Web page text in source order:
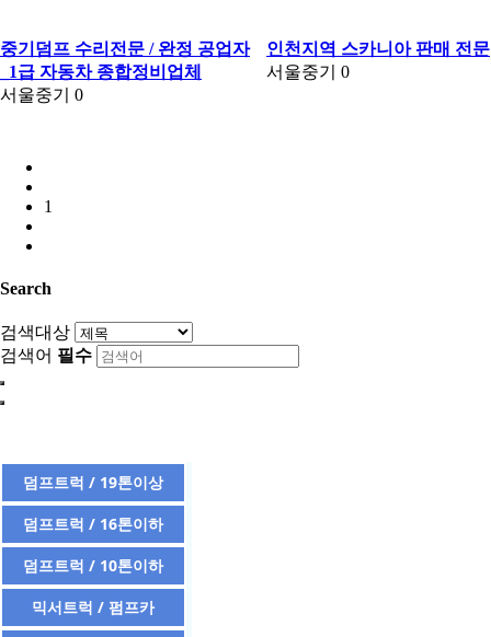
중기덤프 수리전문 / 완정 공업자
_1급 자동차 종합정비업체
서울중기
0
인천지역 스카니아 판매 전문
서울중기
0
1
Search
검색대상
검색어 필수
덤프트럭 / 19톤이상
덤프트럭 / 16톤이하
덤프트럭 / 10톤이하
믹서트럭 / 펌프카